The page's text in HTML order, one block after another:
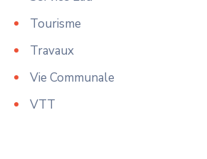
Tourisme
Travaux
Vie Communale
VTT